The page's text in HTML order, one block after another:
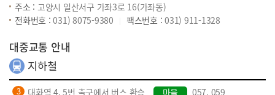
주소 : 고양시 일산서구 가좌3로 16(가좌동)
전화번호 :031) 8075-9380 팩스번호 : 031) 911-1328
대중교통 안내
지하철
대화역 4, 5번 출구에서 버스 환승 마을 057, 059